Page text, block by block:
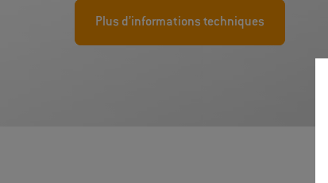
Plus d’informations techniques